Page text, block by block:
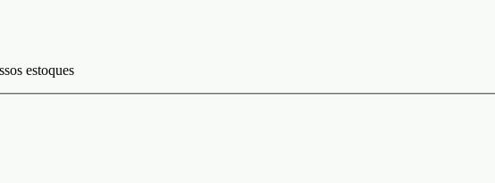
estoques